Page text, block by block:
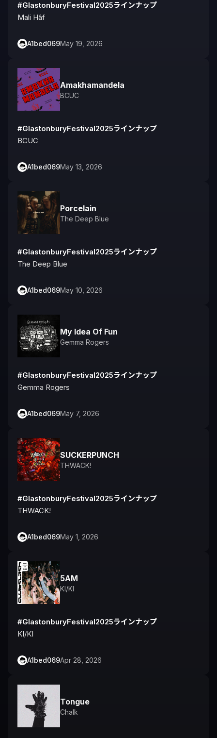
#GlastonburyFestival2025ラインナップ
Mali Hâf
A1bed069May 19, 2026
Amakhamandela
BCUC
#GlastonburyFestival2025ラインナップ
BCUC
A1bed069May 13, 2026
Porcelain
The Deep Blue
#GlastonburyFestival2025ラインナップ
The Deep Blue
A1bed069May 10, 2026
My Idea Of Fun
Gemma Rogers
#GlastonburyFestival2025ラインナップ
Gemma Rogers
A1bed069May 7, 2026
SUCKERPUNCH
THWACK!
#GlastonburyFestival2025ラインナップ
THWACK!
A1bed069May 1, 2026
5AM
KI/KI
#GlastonburyFestival2025ラインナップ
KI/KI
A1bed069Apr 28, 2026
Tongue
Chalk